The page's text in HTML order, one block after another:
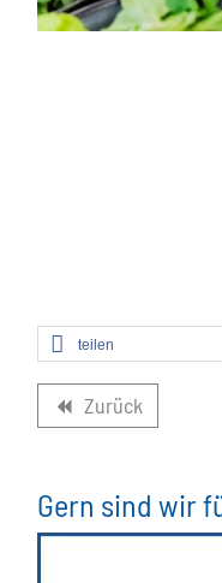
teilen
backward Zurück
Gern sind wir